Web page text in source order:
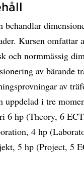
behandlar
Kursen omfattar
och normmässig
av bärande
av
uppdelad i tre
6 hp (Theory, 6
4 hp
5 hp (Project, 5